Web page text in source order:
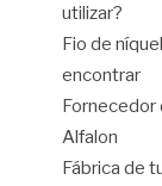
utilizar?
Fio de
encontrar
Fornecedor
Alfalon
Fábrica de